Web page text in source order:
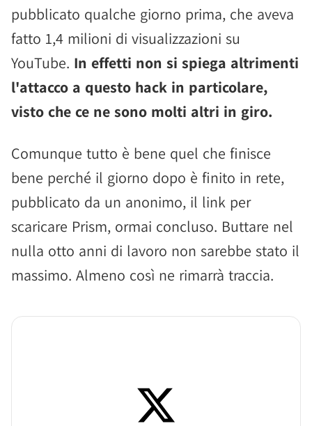
pubblicato qualche giorno prima, che aveva
fatto 1,4 milioni di visualizzazioni su
YouTube. In effetti non si spiega altrimenti
l'attacco a questo hack in particolare,
visto che ce ne sono molti altri in giro.
Comunque tutto è bene quel che finisce
bene perché il giorno dopo è finito in rete,
pubblicato da un anonimo, il link per
scaricare Prism, ormai concluso. Buttare nel
nulla otto anni di lavoro non sarebbe stato il
massimo. Almeno così ne rimarrà traccia.